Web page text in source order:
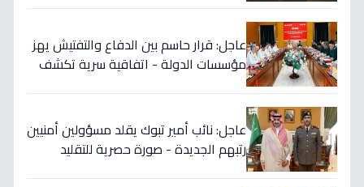
عاجل: قرار حاسم بين الدفاع والتفتيش يهز
مؤسسات الدولة - اتفاقية سرية تكشف
عاجل: نائب أمير تبوك يقلد مسؤولين أمنيين
رتبهم الجديدة - صورة حصرية للتقليد